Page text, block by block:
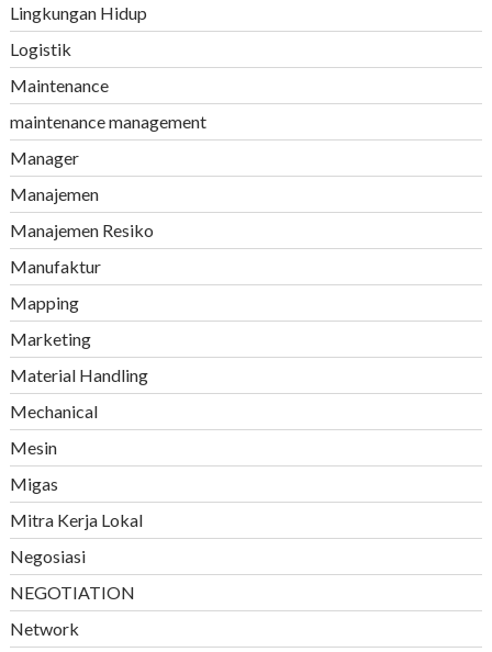
Lingkungan Hidup
Logistik
Maintenance
maintenance management
Manager
Manajemen
Manajemen Resiko
Manufaktur
Mapping
Marketing
Material Handling
Mechanical
Mesin
Migas
Mitra Kerja Lokal
Negosiasi
NEGOTIATION
Network